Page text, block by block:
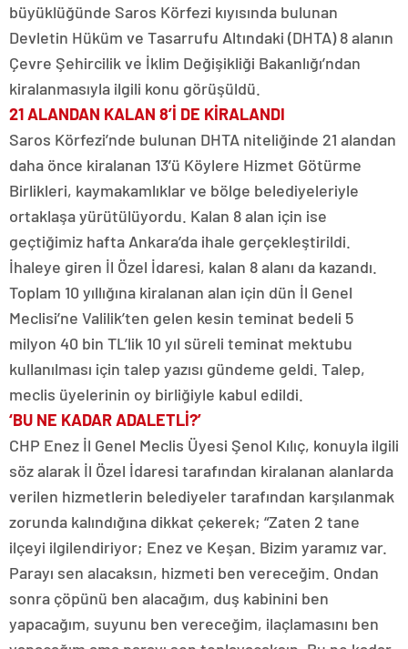
büyüklüğünde Saros Körfezi kıyısında bulunan
Devletin Hüküm ve Tasarrufu Altındaki (DHTA) 8 alanın
Çevre Şehircilik ve İklim Değişikliği Bakanlığı’ndan
kiralanmasıyla ilgili konu görüşüldü.
21 ALANDAN KALAN 8’İ DE KİRALANDI
Saros Körfezi’nde bulunan DHTA niteliğinde 21 alandan
daha önce kiralanan 13’ü Köylere Hizmet Götürme
Birlikleri, kaymakamlıklar ve bölge belediyeleriyle
ortaklaşa yürütülüyordu. Kalan 8 alan için ise
geçtiğimiz hafta Ankara’da ihale gerçekleştirildi.
İhaleye giren İl Özel İdaresi, kalan 8 alanı da kazandı.
Toplam 10 yıllığına kiralanan alan için dün İl Genel
Meclisi’ne Valilik’ten gelen kesin teminat bedeli 5
milyon 40 bin TL’lik 10 yıl süreli teminat mektubu
kullanılması için talep yazısı gündeme geldi. Talep,
meclis üyelerinin oy birliğiyle kabul edildi.
‘BU NE KADAR ADALETLİ?’
CHP Enez İl Genel Meclis Üyesi Şenol Kılıç, konuyla ilgili
söz alarak İl Özel İdaresi tarafından kiralanan alanlarda
verilen hizmetlerin belediyeler tarafından karşılanmak
zorunda kalındığına dikkat çekerek; “Zaten 2 tane
ilçeyi ilgilendiriyor; Enez ve Keşan. Bizim yaramız var.
Parayı sen alacaksın, hizmeti ben vereceğim. Ondan
sonra çöpünü ben alacağım, duş kabinini ben
yapacağım, suyunu ben vereceğim, ilaçlamasını ben